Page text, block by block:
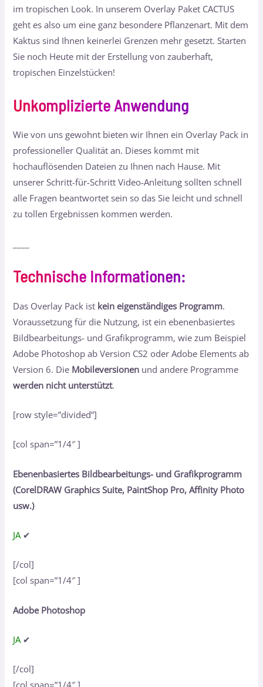
im tropischen Look. In unserem Overlay Paket CACTUS
geht es also um eine ganz besondere Pflanzenart. Mit dem
Kaktus sind Ihnen keinerlei Grenzen mehr gesetzt. Starten
Sie noch Heute mit der Erstellung von zauberhaft,
tropischen Einzelstücken!
Unkomplizierte Anwendung
Wie von uns gewohnt bieten wir Ihnen ein Overlay Pack in
professioneller Qualität an. Dieses kommt mit
hochauflösenden Dateien zu Ihnen nach Hause. Mit
unserer Schritt-für-Schritt Video-Anleitung sollten schnell
alle Fragen beantwortet sein so das Sie leicht und schnell
zu tollen Ergebnissen kommen werden.
Technische Informationen:
Das Overlay Pack ist kein eigenständiges Programm.
Voraussetzung für die Nutzung, ist ein ebenenbasiertes
Bildbearbeitungs- und Grafikprogramm, wie zum Beispiel
Adobe Photoshop ab Version CS2 oder Adobe Elements ab
Version 6. Die Mobileversionen und andere Programme
werden nicht unterstützt.
[row style=”divided”]
[col span=”1/4″ ]
Ebenenbasiertes Bildbearbeitungs- und Grafikprogramm
(CorelDRAW Graphics Suite, PaintShop Pro, Affinity Photo
usw.)
JA ✔
[/col]
[col span=”1/4″ ]
Adobe Photoshop
JA ✔
[/col]